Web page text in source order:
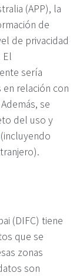
(APP), la
de
de privacidad
sería
en relación con
se
del uso y
(incluyendo
(DIFC) tiene
que se
zonas
son